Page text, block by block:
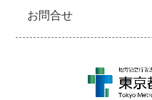
お問合せ